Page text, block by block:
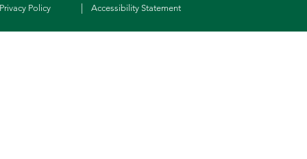
Privacy Policy | Accessibility Statement